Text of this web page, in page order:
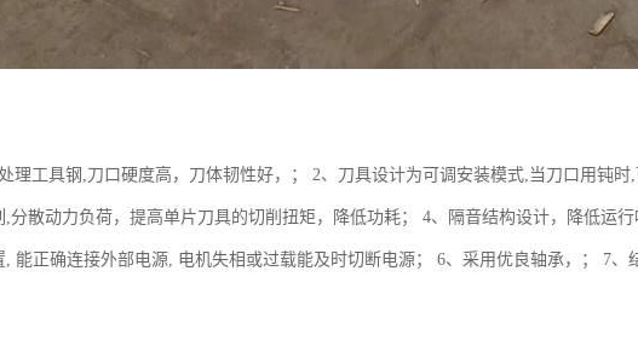
理工具钢,刀口硬度高，刀体韧性好，； 2、刀具设计为可调安装模式,当刀口用钝
分散动力负荷，提高单片刀具的切削扭矩，降低功耗； 4、隔音结构设计，降低运行
, 能正确连接外部电源, 电机失相或过载能及时切断电源； 6、采用优良轴承，； 7、